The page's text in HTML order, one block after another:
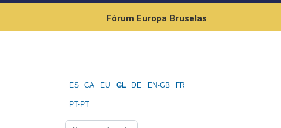
Fórum Europa Bruselas
ES CA EU GL DE EN-GB FR
PT-PT